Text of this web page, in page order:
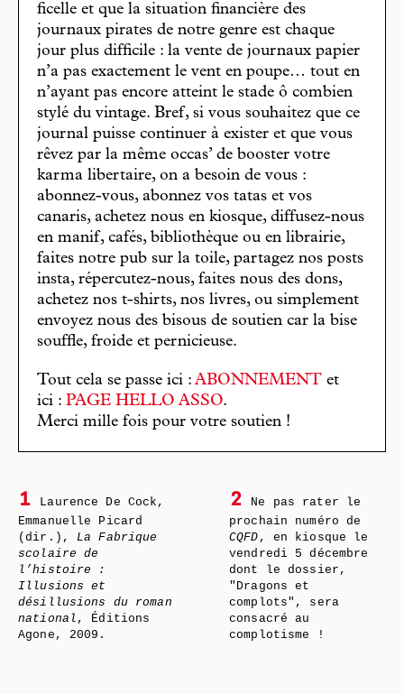
ficelle et que la situation financière des
journaux pirates de notre genre est chaque
jour plus difficile : la vente de journaux papier
n’a pas exactement le vent en poupe… tout en
n’ayant pas encore atteint le stade ô combien
stylé du vintage. Bref, si vous souhaitez que ce
journal puisse continuer à exister et que vous
rêvez par la même occas’ de booster votre
karma libertaire, on a besoin de vous :
abonnez-vous, abonnez vos tatas et vos
canaris, achetez nous en kiosque, diffusez-nous
en manif, cafés, bibliothèque ou en librairie,
faites notre pub sur la toile, partagez nos posts
insta, répercutez-nous, faites nous des dons,
achetez nos t-shirts, nos livres, ou simplement
envoyez nous des bisous de soutien car la bise
souffle, froide et pernicieuse.
Tout cela se passe ici : ABONNEMENT et
ici : PAGE HELLO ASSO.
Merci mille fois pour votre soutien !
1
Laurence De Cock,
Emmanuelle Picard
(dir.),
La Fabrique
scolaire de
l’histoire :
Illusions et
désillusions du roman
national , Éditions
Agone, 2009.
2
Ne pas rater le
prochain numéro de
CQFD , en kiosque le
vendredi 5 décembre
dont le dossier,
"Dragons et
complots", sera
consacré au
complotisme !